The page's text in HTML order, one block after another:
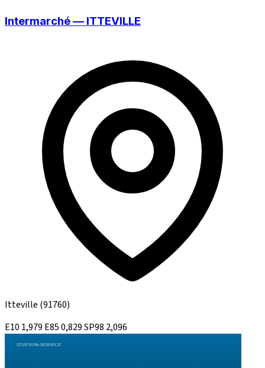
Intermarché — ITTEVILLE
Itteville (91760)
E10 1,979 E850,829SP98 2,096